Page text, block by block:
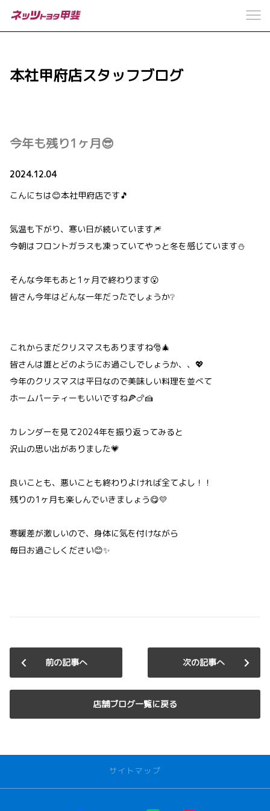
本社甲府店スタッフブログ
今年も残り1ヶ月😎
2024.12.04
こんにちは😊本社甲府店です🎵
気温も下がり、寒い日が続いています🎆
今朝はフロントガラスも凍っていてやっと冬を感じています⛄
そんな今年もあと1ヶ月で終わります😮
皆さん今年はどんな一年だったでしょうか❔
これからまだクリスマスもありますね🎅🎄
皆さんは誰とどのようにお過ごしでしょうか、、💖
今年のクリスマスは平日なので美味しい料理を並べて
ホームパーティーもいいですね🍕🍗🍰
カレンダーを見て2024年を振り返ってみると
沢山の思い出がありました💗
良いことも、悪いことも終わりよければ全てよし！！
残りの1ヶ月も楽しんでいきましょう😋💛
寒暖差が激しいので、身体に気を付けながら
毎日お過ごしください😊✨
前の記事へ
店舗ブログ一覧に戻る
次の記事へ
サイトマップ